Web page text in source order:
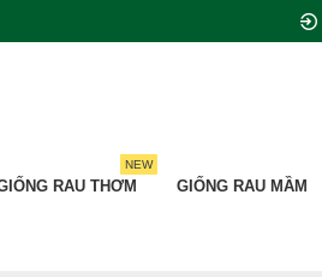
RAU THƠM
NEW
GIỐNG RAU MẦM